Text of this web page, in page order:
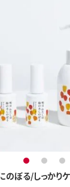
ぼる/しっかり
1 2 3